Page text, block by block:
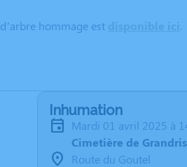
hommage est .
Inhumation
mardi 01 avril 2025 à
Cimetière de Grandris
Route du Goutel